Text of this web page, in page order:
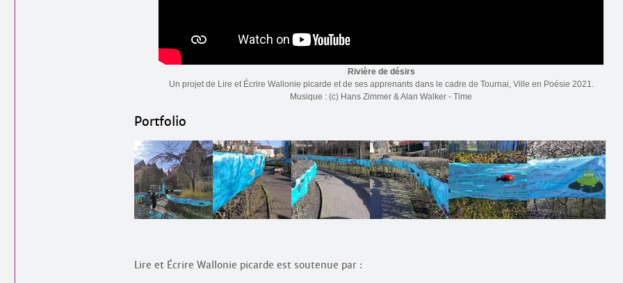
Rivière de désirs
Un projet de Lire et Écrire Wallonie picarde et de ses apprenants dans le cadre de Tournai, Ville en Poésie 2021.
Musique : (c) Hans Zimmer & Alan Walker - Time
Portfolio
Lire et Écrire Wallonie picarde est soutenue par :